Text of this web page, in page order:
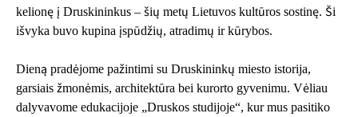
kelionę į Druskininkus – šių metų Lietuvos kultūros sostinę. Ši
išvyka buvo kupina įspūdžių, atradimų ir kūrybos.
Dieną pradėjome pažintimi su Druskininkų miesto istorija,
garsiais žmonėmis, architektūra bei kurorto gyvenimu. Vėliau
dalyvavome edukacijoje „Druskos studijoje“, kur mus pasitiko